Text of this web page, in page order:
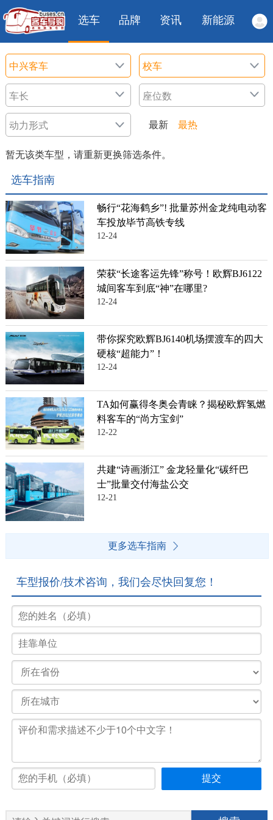
选车 品牌 资讯 新能源
最新 最热
暂无该类车型，请重新更换筛选条件。
选车指南
畅行“花海鹤乡”! 批量苏州金龙纯电动客
车投放毕节高铁专线
12-24
荣获“长途客运先锋”称号！欧辉BJ6122
城间客车到底“神”在哪里?
12-24
带你探究欧辉BJ6140机场摆渡车的四大
硬核“超能力”！
12-24
TA如何赢得冬奥会青睐？揭秘欧辉氢燃
料客车的“尚方宝剑”
12-22
共建“诗画浙江” 金龙轻量化“碳纤巴
士”批量交付海盐公交
12-21
更多选车指南
车型报价/技术咨询，我们会尽快回复您！